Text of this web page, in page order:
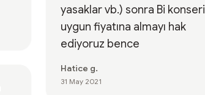
yasaklar vb.) sonra Bi konseri
uygun fiyatına almayı hak
ediyoruz bence
Hatice g.
31 May 2021